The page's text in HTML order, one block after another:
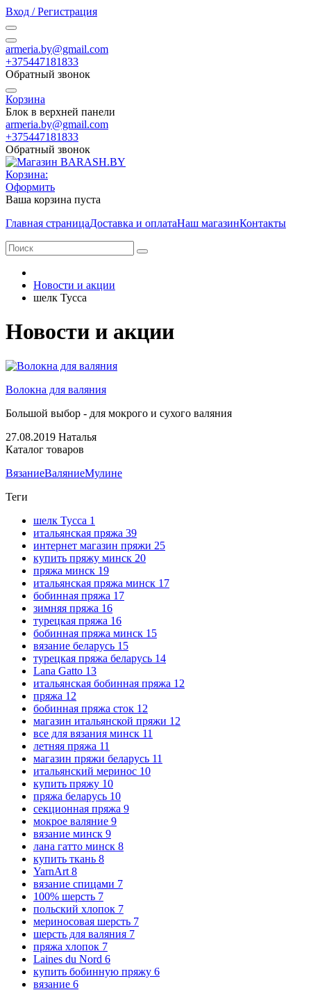
Вход / Регистрация
armeria.by@gmail.com
+375447181833
Обратный звонок
Корзина
Блок в верхней панели
armeria.by@gmail.com
+375447181833
Обратный звонок
Корзина:
Оформить
Ваша корзина пуста
Главная страницаДоставка и оплатаНаш магазинКонтакты
Новости и акции
шелк Тусса
Новости и акции
Волокна для валяния
Большой выбор - для мокрого и сухого валяния
27.08.2019 Наталья
Каталог товаров
ВязаниеВаляниеМулине
Теги
шелк Тусса 1
итальянская пряжа 39
интернет магазин пряжи 25
купить пряжу минск 20
пряжа минск 19
итальянская пряжа минск 17
бобинная пряжа 17
зимняя пряжа 16
турецкая пряжа 16
бобинная пряжа минск 15
вязание беларусь 15
турецкая пряжа беларусь 14
Lana Gatto 13
итальянская бобинная пряжа 12
пряжа 12
бобинная пряжа сток 12
магазин итальянской пряжи 12
все для вязания минск 11
летняя пряжа 11
магазин пряжи беларусь 11
итальянский меринос 10
купить пряжу 10
пряжа беларусь 10
секционная пряжа 9
мокрое валяние 9
вязание минск 9
лана гатто минск 8
купить ткань 8
YarnArt 8
вязание спицами 7
100% шерсть 7
польский хлопок 7
мериносовая шерсть 7
шерсть для валяния 7
пряжа хлопок 7
Laines du Nord 6
купить бобинную пряжу 6
вязание 6